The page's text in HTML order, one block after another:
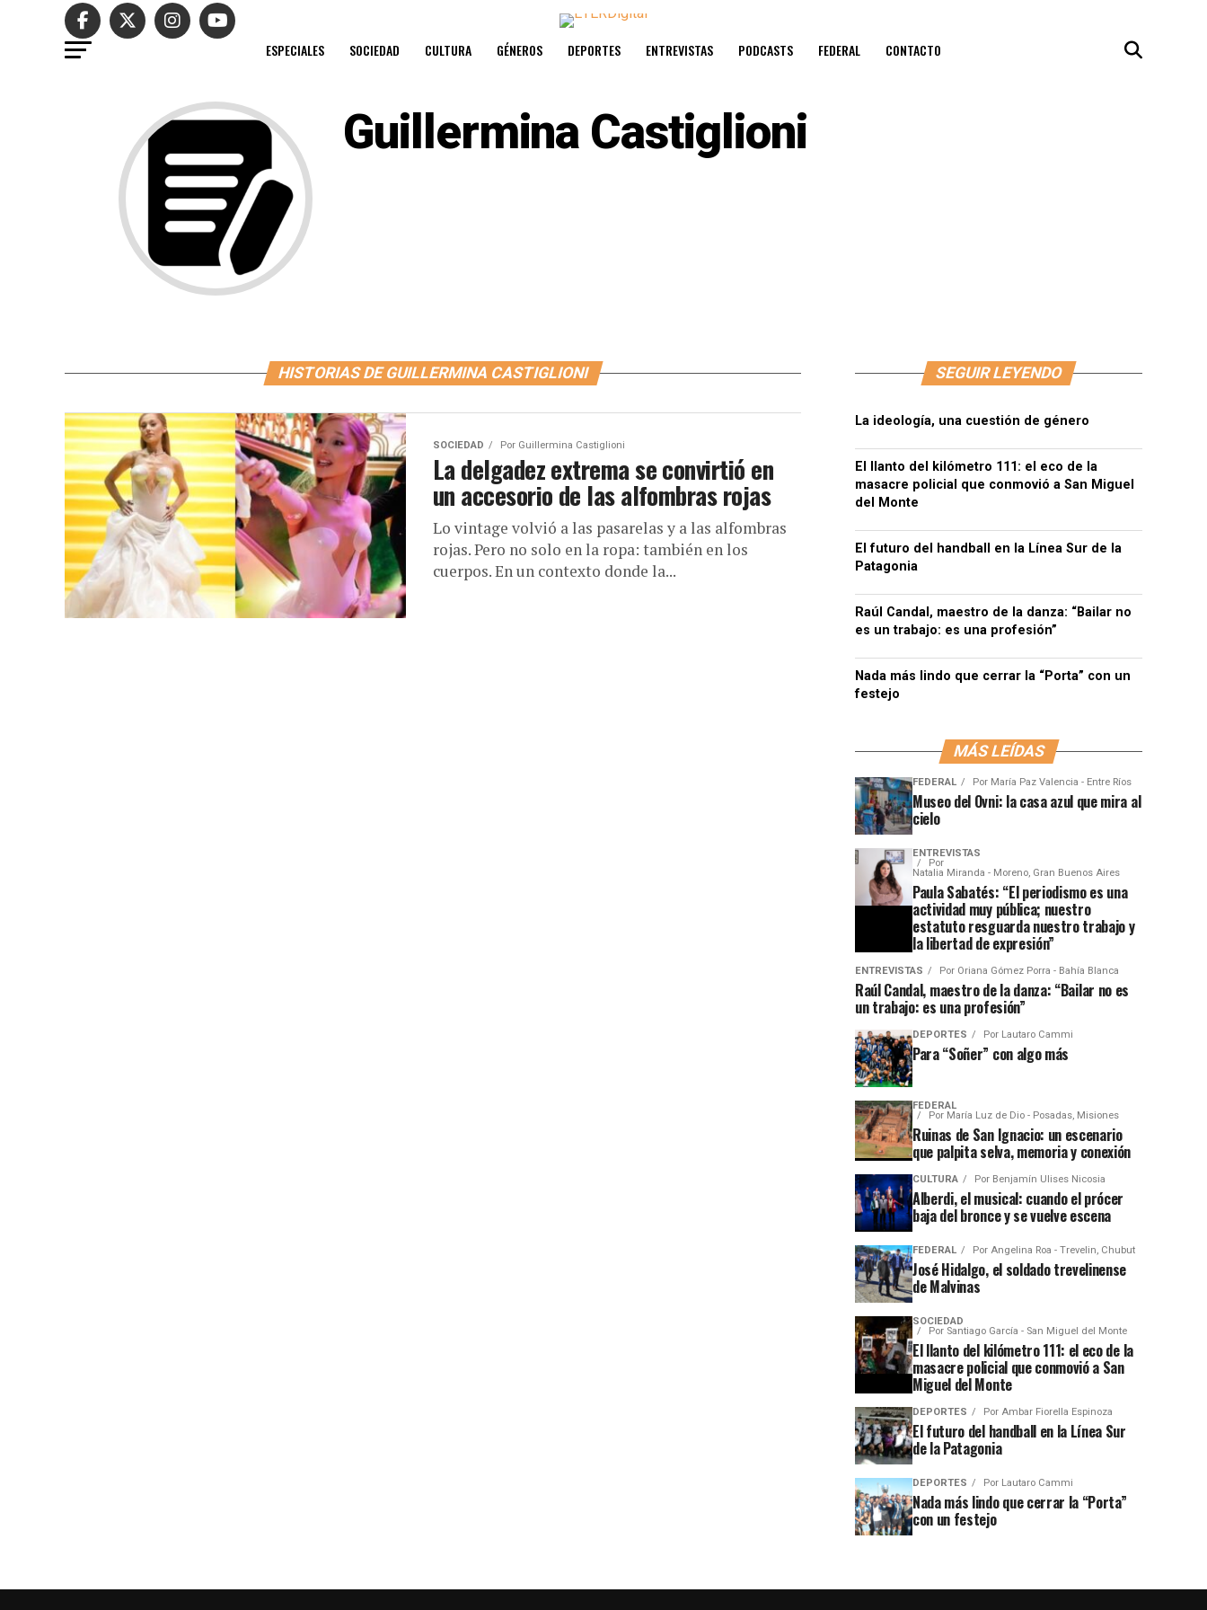
ESPECIALES SOCIEDAD CULTURA GÉNEROS DEPORTES ENTREVISTAS PODCASTS FEDERAL CONTACTO
Guillermina Castiglioni
HISTORIAS DE GUILLERMINA CASTIGLIONI
SOCIEDAD Por Guillermina Castiglioni
La delgadez extrema se convirtió en
un accesorio de las alfombras rojas
Lo vintage volvió a las pasarelas y a las alfombras
rojas. Pero no solo en la ropa: también en los
cuerpos. En un contexto donde la...
SEGUIR LEYENDO
La ideología, una cuestión de género
El llanto del kilómetro 111: el eco de la
masacre policial que conmovió a San Miguel
del Monte
El futuro del handball en la Línea Sur de la
Patagonia
Raúl Candal, maestro de la danza: “Bailar no
es un trabajo: es una profesión”
Nada más lindo que cerrar la “Porta” con un
festejo
MÁS LEÍDAS
FEDERAL Por María Paz Valencia - Entre Ríos
Museo del Ovni: la casa azul que mira al
cielo
ENTREVISTAS
Por
Natalia Miranda - Moreno, Gran Buenos Aires
Paula Sabatés: “El periodismo es una
actividad muy pública; nuestro
estatuto resguarda nuestro trabajo y
la libertad de expresión”
ENTREVISTAS Por Oriana Gómez Porra - Bahía Blanca
Raúl Candal, maestro de la danza: “Bailar no es
un trabajo: es una profesión”
DEPORTES Por Lautaro Cammi
Para “Soñer” con algo más
FEDERAL
Por María Luz de Dio - Posadas, Misiones
Ruinas de San Ignacio: un escenario
que palpita selva, memoria y conexión
CULTURA Por Benjamín Ulises Nicosia
Alberdi, el musical: cuando el prócer
baja del bronce y se vuelve escena
FEDERAL Por Angelina Roa - Trevelin, Chubut
José Hidalgo, el soldado trevelinense
de Malvinas
SOCIEDAD
Por Santiago García - San Miguel del Monte
El llanto del kilómetro 111: el eco de la
masacre policial que conmovió a San
Miguel del Monte
DEPORTES Por Ambar Fiorella Espinoza
El futuro del handball en la Línea Sur
de la Patagonia
DEPORTES Por Lautaro Cammi
Nada más lindo que cerrar la “Porta”
con un festejo